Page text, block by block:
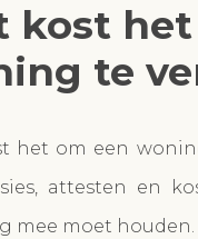
kost
te
het om een
attesten en
mee moet houden.